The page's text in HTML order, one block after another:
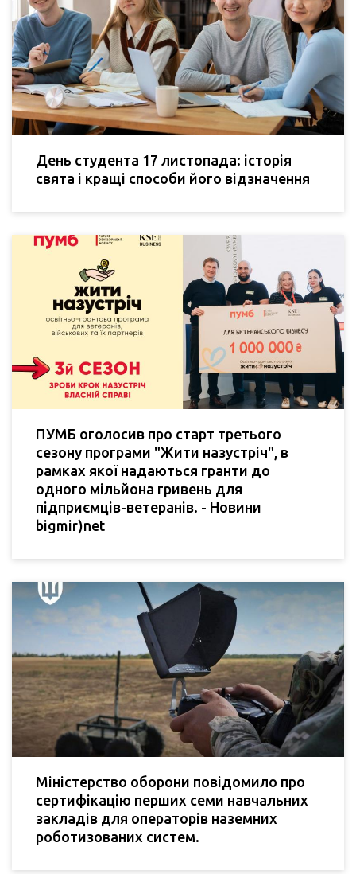
День студента 17 листопада: історія
свята і кращі способи його відзначення
ПУМБ оголосив про старт третього
сезону програми "Жити назустріч", в
рамках якої надаються гранти до
одного мільйона гривень для
підприємців-ветеранів. - Новини
bigmir)net
Міністерство оборони повідомило про
сертифікацію перших семи навчальних
закладів для операторів наземних
роботизованих систем.